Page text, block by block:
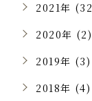
2021年
2020年 (2)
2019年 (3)
2018年 (4)